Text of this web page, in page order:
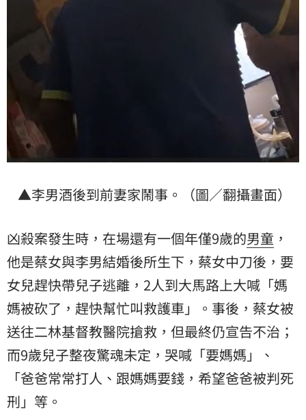
▲李男酒後到前妻家鬧事。（圖／翻攝畫面）
凶殺案發生時，在場還有一個年僅9歲的男童 ，
他是蔡女與李男結婚後所生下，蔡女中刀後，要
女兒趕快帶兒子逃離，2人到大馬路上大喊「媽
媽被砍了，趕快幫忙叫救護車」。事後，蔡女被
送往二林基督教醫院搶救，但最終仍宣告不治；
而9歲兒子整夜驚魂未定，哭喊「要媽媽」、
「爸爸常常打人、跟媽媽要錢，希望爸爸被判死
刑」等。